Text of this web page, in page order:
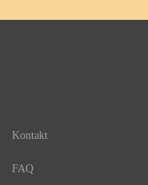
Kontakt
FAQ